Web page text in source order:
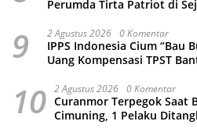
Perumda Tirta Patriot di
9 2 Agustus 2026 0 Komentar
IPPS Indonesia Cium “Bau
Uang Kompensasi TPST
10 2 Agustus 2026 0 Komentar
Curanmor Terpegok Saat
Cimuning, 1 Pelaku